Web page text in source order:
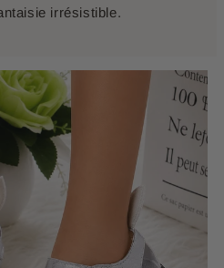
irrésistible.